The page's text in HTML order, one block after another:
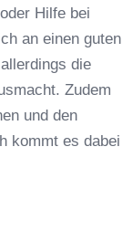
Hilfe bei
an einen guten
die
Zudem
und den
kommt es dabei